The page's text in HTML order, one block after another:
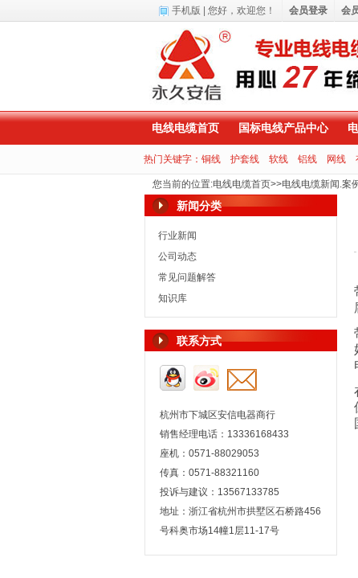
电线电缆首页 国标电线产品中心
热门关键字： 铜线 护套线 软线 铝线 网线
您当前的位置:电线电缆首页>>电线电缆新闻.案
新闻分类
行业新闻
公司动态
常见问题解答
知识库
联系方式
杭州市下城区安信电器商行
销售经理电话：13336168433
座机：0571-88029053
传真：0571-88321160
投诉与建议：13567133785
地址：浙江省杭州市拱墅区石桥路456
号科奥市场14幢1层11-17号
手机版 | 您好， 欢迎您！ 会员登录 会